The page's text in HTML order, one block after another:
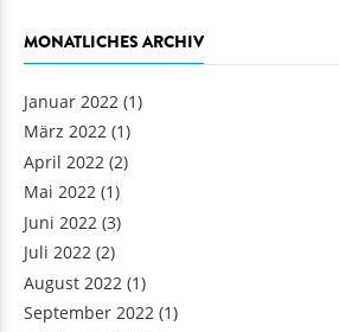
MONATLICHES ARCHIV
Januar 2022 (1)
März 2022 (1)
April 2022 (2)
Mai 2022 (1)
Juni 2022 (3)
Juli 2022 (2)
August 2022 (1)
September 2022 (1)